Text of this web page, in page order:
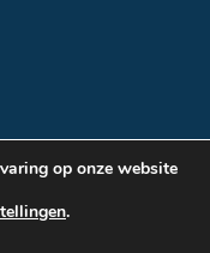
& realisatie:
op onze website
.